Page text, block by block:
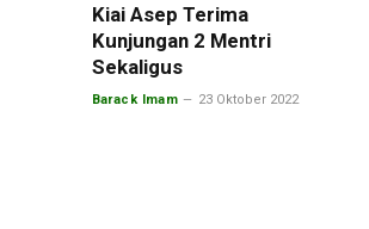
Kiai Asep Terima
Kunjungan 2 Mentri
Sekaligus
Barack Imam 23 Oktober 2022